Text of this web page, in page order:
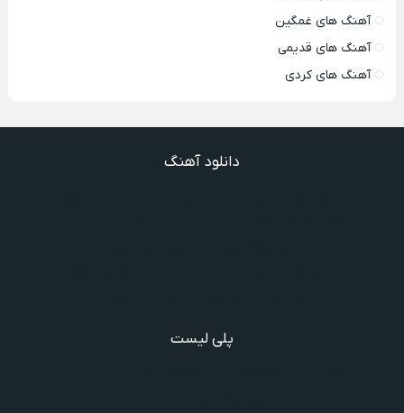
آهنگ های غمگین
آهنگ های قدیمی
آهنگ های کردی
دانلود آهنگ
پلی لیست